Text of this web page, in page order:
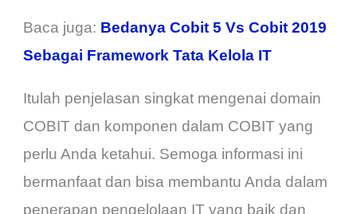
Baca juga: Bedanya Cobit 5 Vs Cobit 2019
Sebagai Framework Tata Kelola IT
Itulah penjelasan singkat mengenai domain
COBIT dan komponen dalam COBIT yang
perlu Anda ketahui. Semoga informasi ini
bermanfaat dan bisa membantu Anda dalam
penerapan pengelolaan IT yang baik dan